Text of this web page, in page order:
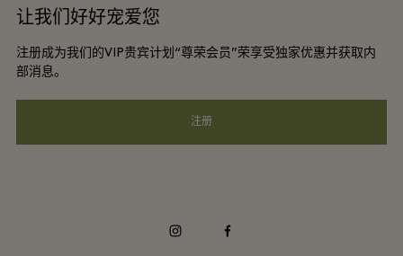
工作机会
下载应用程序
礼品卡
常见问题
会员条款与条件
Privacy notice
让我们好好宠爱您
注册成为我们的VIP贵宾计划“尊荣会员”荣享受独家优惠并获取内
部消息。
注册
instagramfacebook